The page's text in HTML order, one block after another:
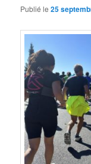
Publié le25